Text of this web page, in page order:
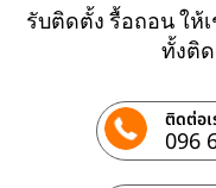
รับติดตั้ง รื้อถอน ให้
ทั้งติ
ติดต่อ
096